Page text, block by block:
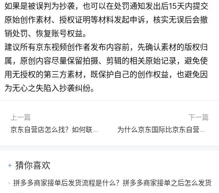
如果是被误判为抄袭，也可以在处罚通知发出后15天内提交
原始创作素材、授权证明等材料发起申诉，核实无误后会撤
销处罚、恢复账号权益。
建议所有京东视频创作者发布内容前，先确认素材的版权归
属，原创内容尽量保留拍摄、剪辑的相关原始记录，避免使
用无授权的第三方素材，既保护自己的创作权益，也避免因
为无心之失陷入抄袭纠纷。
上一篇
京东自营店怎么找？如何联系客服？一文教你快速定位与咨询
下一篇
为什么京东国际比京东自营便宜？深度解析价格差异背后的真正原因
猜你喜欢
拼多多商家接单后发货流程是什么？拼多多商家接单之后怎么发货